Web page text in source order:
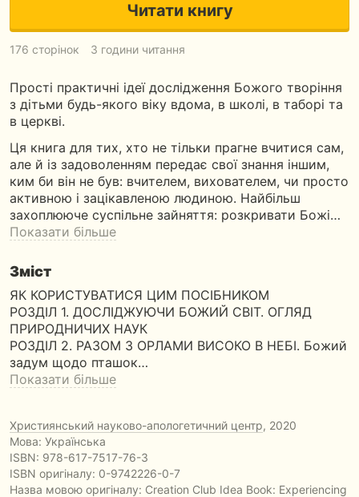
Читати книгу
176 сторінок 3 години читання
Прості практичні ідеї дослідження Божого творіння
з дітьми будь-якого віку вдома, в школі, в таборі та
в церкві.
Ця книга для тих, хто не тільки прагне вчитися сам,
але й із задоволенням передає свої знання іншим,
ким би він не був: вчителем, вихователем, чи просто
активною і зацікавленою людиною. Найбільш
захоплююче суспільне зайняття: розкривати Божі…
Показати більше
Зміст
ЯК КОРИСТУВАТИСЯ ЦИМ ПОСІБНИКОМ
РОЗДІЛ 1. ДОСЛІДЖУЮЧИ БОЖИЙ СВІТ. ОГЛЯД
ПРИРОДНИЧИХ НАУК
РОЗДІЛ 2. РАЗОМ З ОРЛАМИ ВИСОКО В НЕБІ. Божий
задум щодо пташок…
Показати більше
Християнський науково-апологетичний центр, 2020
Мова: Українська
ISBN: 978-617-7517-76-3
ISBN оригіналу: 0-9742226-0-7
Назва мовою оригіналу: Creation Club Idea Book: Experiencing